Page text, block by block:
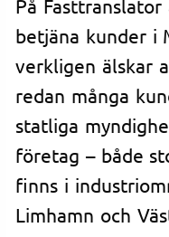
På
betjäna kunder i
verkligen älskar
redan många
statliga
företag – både
finns i
Limhamn och